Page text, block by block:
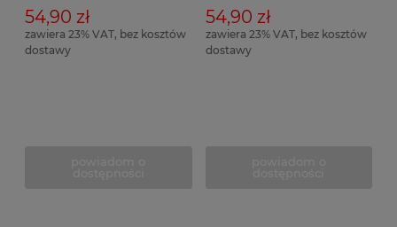
54,90 zł
zawiera 23% VAT, bez kosztów
dostawy
54,90 zł
zawiera 23% VAT, bez kosztów
dostawy